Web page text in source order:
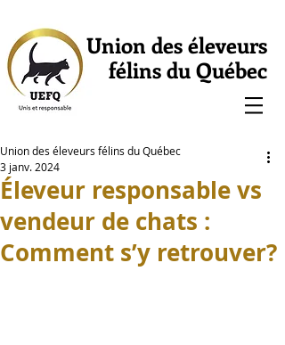
Union des éleveurs
félins du Québec
Éleveur responsable vs
vendeur de chats :
Comment s’y retrouver?
Union des éleveurs félins du Québec
3 janv. 2024